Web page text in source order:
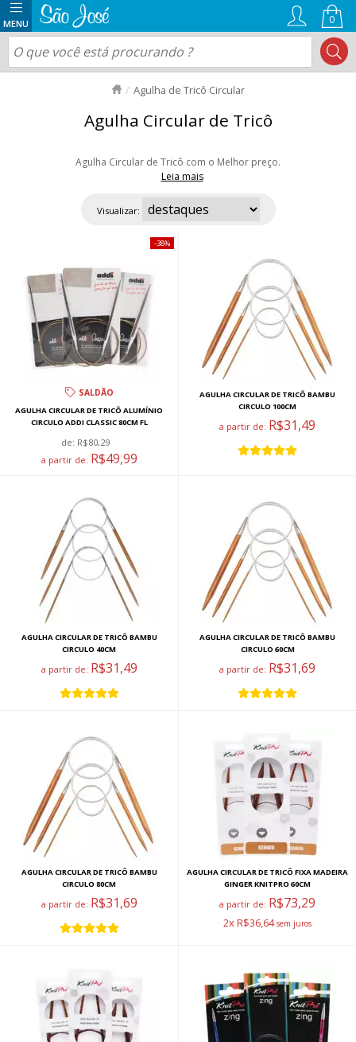
0
Agulha de Tricô Circular
Agulha Circular de Tricô
Agulha Circular de Tricô com o Melhor preço.
Leia mais
tecnologia de carbono resistente e não poderia faltar as agulhas circulares
Intercambiável que proporciona a troca de cabos e facilita o tricotar de
todo Brasil!
Visualizar:
SALDÃO
AGULHA CIRCULAR DE TRICÔ ALUMÍNIO
CIRCULO ADDI CLASSIC 80CM FL
de: R$80,29
a partir de: R$49,99
38%
AGULHA CIRCULAR DE TRICÔ BAMBU
CIRCULO 100CM
a partir de: R$31,49
AGULHA CIRCULAR DE TRICÔ BAMBU
CIRCULO 40CM
a partir de: R$31,49
AGULHA CIRCULAR DE TRICÔ BAMBU
CIRCULO 60CM
a partir de: R$31,69
AGULHA CIRCULAR DE TRICÔ BAMBU
CIRCULO 80CM
a partir de: R$31,69
AGULHA CIRCULAR DE TRICÔ FIXA MADEIRA
GINGER KNITPRO 60CM
a partir de: R$73,29
2x R$36,64